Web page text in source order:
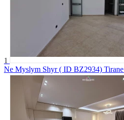
1
Ne Myslym Shyr ( ID BZ2934) Tirane